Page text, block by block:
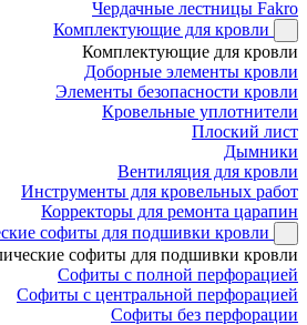
Чердачные лестницы Fakro
Комплектующие для кровли
Комплектующие для кровли
Доборные элементы кровли
Элементы безопасности кровли
Кровельные уплотнители
Плоский лист
Дымники
Вентиляция для кровли
Инструменты для кровельных работ
Корректоры для ремонта царапин
софиты для подшивки кровли
софиты для подшивки кровли
Софиты с полной перфорацией
Софиты с центральной перфорацией
Софиты без перфорации